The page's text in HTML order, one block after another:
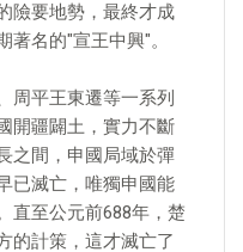
險要地勢，最終才成
名的"宣王中興"。
周平王東遷等一系列
開疆闢土，實力不斷
之間，申國局域於彈
已滅亡，唯獨申國能
直至公元前688年，楚
的計策，這才滅亡了